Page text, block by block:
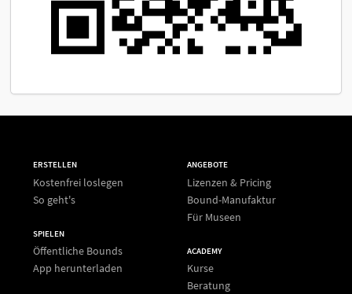
ERSTELLEN
Kostenfrei loslegen
So geht's
SPIELEN
Öffentliche Bounds
App herunterladen
ANGEBOTE
Lizenzen & Pricing
Bound-Manufaktur
Für Museen
ACADEMY
Kurse
Beratung